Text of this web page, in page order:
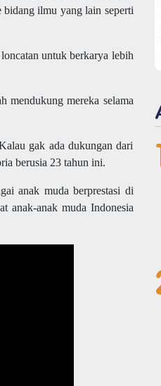
bidang ilmu yang lain seperti
untuk berkarya lebih
mendukung mereka selama
gak ada dukungan dari
berusia 23 tahun ini.
anak muda berprestasi di
anak-anak muda Indonesia